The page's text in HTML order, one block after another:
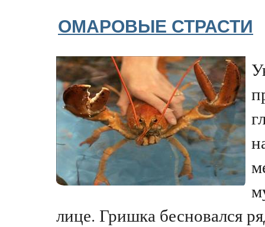
ОМАРОВЫЕ СТРАСТИ
лице. Гришка бесновался